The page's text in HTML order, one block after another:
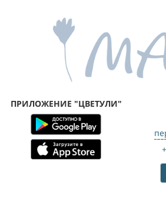
ПРИЛОЖЕНИЕ "ЦВЕТУЛИ"